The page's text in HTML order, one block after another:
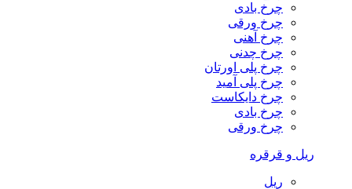
چرخ بادی
چرخ ورقی
چرخ آهنی
چرخ چدنی
چرخ پلی اورتان
چرخ پلی آمید
چرخ دایکاست
چرخ بادی
چرخ ورقی
ریل و قرقره
ریل